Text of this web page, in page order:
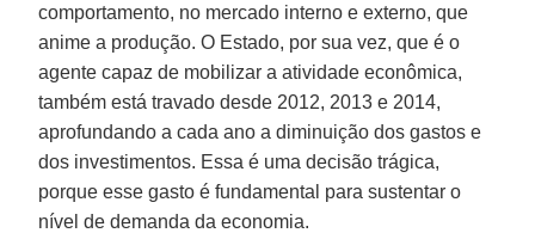
comportamento, no mercado interno e externo, que
anime a produção. O Estado, por sua vez, que é o
agente capaz de mobilizar a atividade econômica,
também está travado desde 2012, 2013 e 2014,
aprofundando a cada ano a diminuição dos gastos e
dos investimentos. Essa é uma decisão trágica,
porque esse gasto é fundamental para sustentar o
nível de demanda da economia.